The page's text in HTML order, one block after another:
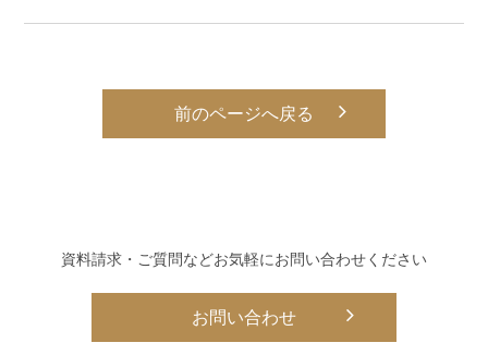
前のページへ戻る
資料請求・ご質問などお気軽にお問い合わせください
お問い合わせ